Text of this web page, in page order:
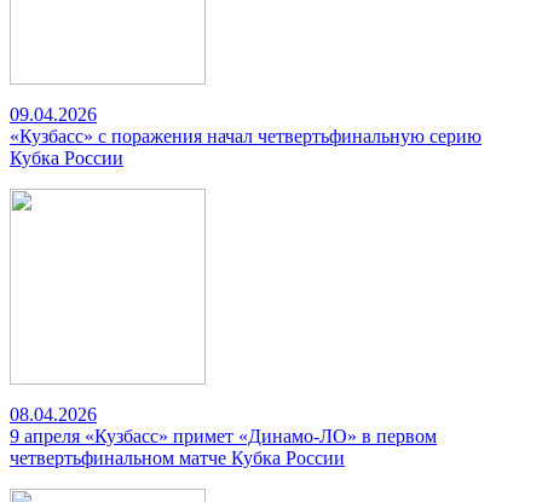
09.04.2026
«Кузбасс» с поражения начал четвертьфинальную серию
Кубка России
08.04.2026
9 апреля «Кузбасс» примет «Динамо-ЛО» в первом
четвертьфинальном матче Кубка России